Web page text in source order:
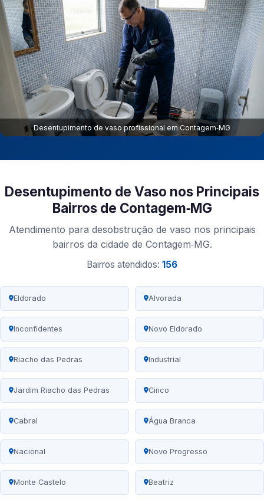
Desentupimento de vaso profissional em Contagem‑MG
Desentupimento de Vaso nos Principais
Bairros de Contagem‑MG
Atendimento para desobstrução de vaso nos principais
bairros da cidade de Contagem‑MG.
Bairros atendidos: 156
Eldorado Alvorada
Inconfidentes Novo Eldorado
Riacho das Pedras Industrial
Jardim Riacho das Pedras Cinco
Cabral Água Branca
Nacional Novo Progresso
Monte Castelo Beatriz